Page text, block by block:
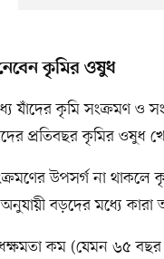
কৃমির ওষুধ
যাঁদের কৃমি সংক্রমণ
প্রতিবছর কৃমির ওষুধ
উপসর্গ না
অনুযায়ী বড়দের মধ্যে
কম (যেমন ৬৫ বছর